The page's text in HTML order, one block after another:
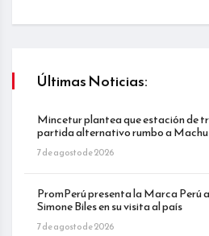
Últimas Noticias:
Mincetur plantea que estación de
partida alternativo rumbo a
7 de agosto de 2026
PromPerú presenta la Marca Perú
Simone Biles en su visita al país
7 de agosto de 2026